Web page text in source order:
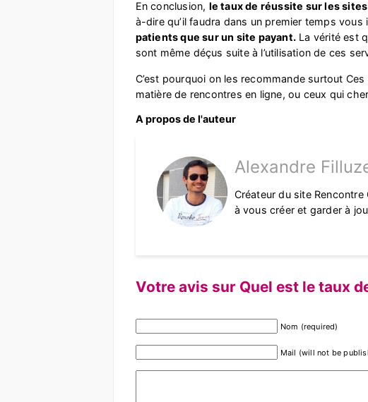
En conclusion, le taux de réussite sur les
à-dire qu’il faudra dans un premier temps
patients que sur un site payant. La vérité est
sont même déçus suite à l’utilisation de ces
C’est pourquoi on les recommande surtout
matière de rencontres en ligne, ou ceux qui
A propos de l'auteur
Alexandre
Créateur du site
à vous créer et garder à
Votre avis sur Quel est le taux
Nom (required)
Mail (will not be